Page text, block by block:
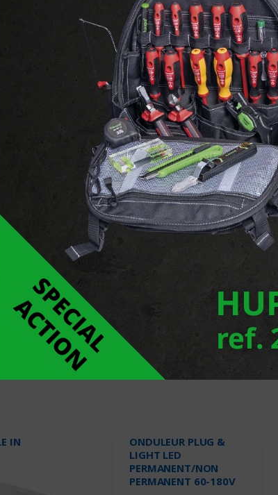
de 1-24 produits sur 70
IP65 FL LED IP65 SENS
IN
ONDULEUR PLUG &
LIGHT LED
PERMANENT/NON
PERMANENT 60-180V